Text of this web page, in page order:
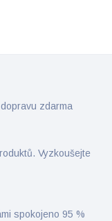
zdarma
Vyzkoušejte
spokojeno 95 %